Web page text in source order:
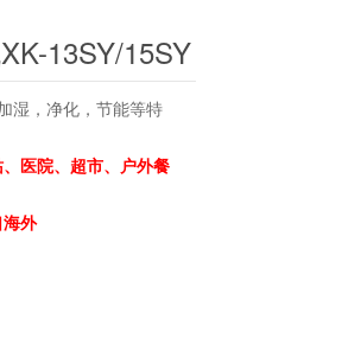
13SY/15SY
湿，净化，节能等特
医院、超市、户外餐
外